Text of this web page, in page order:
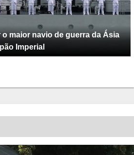
maior navio de guerra da Ásia
Imperial